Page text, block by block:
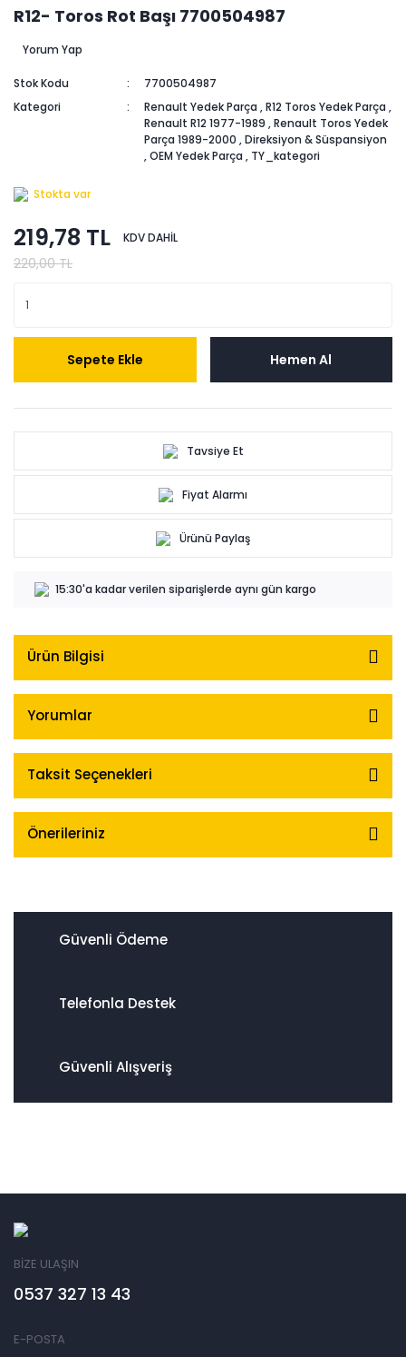
R12- Toros Rot Başı 7700504987
Yorum Yap
Stok Kodu
7700504987
Kategori
Renault Yedek Parça ,R12 Toros Yedek Parça ,
Renault R12 1977-1989 ,Renault Toros Yedek
Parça 1989-2000 ,Direksiyon & Süspansiyon
,OEM Yedek Parça , TY_kategori
Stokta var
219,78 TL KDV DAHİL
220,00 TL
Sepete Ekle Hemen Al
Tavsiye Et
Fiyat Alarmı
Ürünü Paylaş
15:30'a kadar verilen siparişlerde aynı gün kargo
Ürün Bilgisi
Yorumlar
Taksit Seçenekleri
Önerileriniz
Güvenli Ödeme
Telefonla Destek
Güvenli Alışveriş
BİZE ULAŞIN
0537 327 13 43
E-POSTA